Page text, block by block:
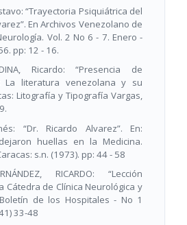
“Trayectoria Psiquiátrica del
En Archivos Venezolano de
Vol. 2 No 6 - 7. Enero -
pp: 12 - 16.
Ricardo: “Presencia de
La literatura venezolana y su
Litografía y Tipografía Vargas,
“Dr. Ricardo Alvarez”. En:
huellas en la Medicina.
s.n. (1973). pp: 44 - 58
RICARDO: “Lección
Cátedra de Clínica Neurológica y
Boletín de los Hospitales - No 1
33-48